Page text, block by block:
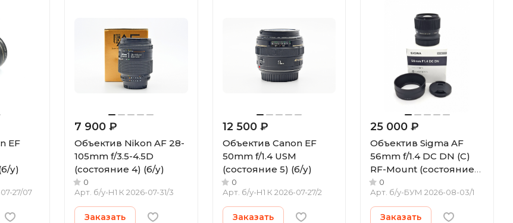
EF
у)
27/07
7 900 ₽
Объектив Nikon AF 28-
105mm f/3.5-4.5D
(состояние 4) (б/у)
0
Арт. б/у-Н1 К 2026-07-31/3
Заказать
12 500 ₽
Объектив Canon EF
50mm f/1.4 USM
(состояние 5) (б/у)
0
Арт. б/у-Н1 К 2026-07-27/2
Заказать
25 000 ₽
Объектив Sigma AF
56mm f/1.4 DC DN (C)
RF-Mount (состояние
5) (б/у)
0
Арт. б/у-БУМ 2026-08-03/1
Заказать